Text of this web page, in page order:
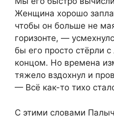
Женщина хорошо
чтобы он больше не
горизонте, —
бы его просто стёрли
концом. Но времена
тяжело вздохнул и
— Всё как-то тихо
С этими словами